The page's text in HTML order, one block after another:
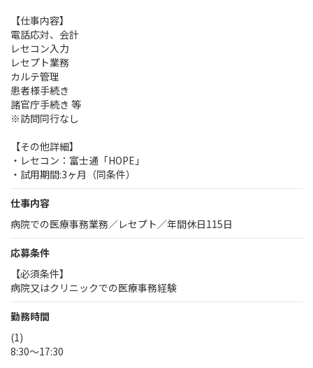
【仕事内容】
電話応対、会計
レセコン入力
レセプト業務
カルテ管理
患者様手続き
諸官庁手続き 等
※訪問同行なし
【その他詳細】
・レセコン：富士通「HOPE」
・試用期間:3ヶ月（同条件）
仕事内容
病院での医療事務業務／レセプト／年間休日115日
応募条件
【必須条件】
病院又はクリニックでの医療事務経験
勤務時間
(1)
8:30～17:30